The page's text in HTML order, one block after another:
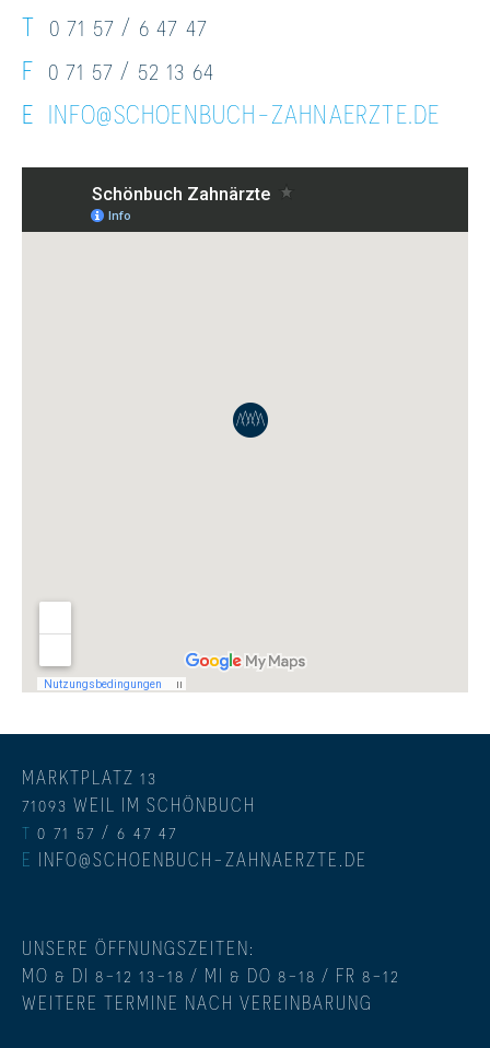
T 0 71 57 / 6 47 47
F 0 71 57 / 52 13 64
E INFO@SCHOENBUCH-ZAHNAERZTE.DE
MARKTPLATZ 13
71093 WEIL IM SCHÖNBUCH
T 0 71 57 / 6 47 47
E
INFO@SCHOENBUCH-ZAHNAERZTE.DE
UNSERE ÖFFNUNGSZEITEN:
MO & DI 8-12 13-18 / MI & DO 8-18 / FR 8-12
WEITERE TERMINE NACH VEREINBARUNG